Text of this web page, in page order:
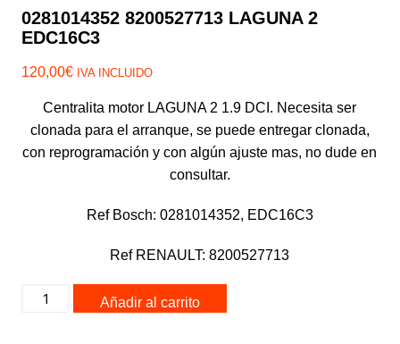
0281014352 8200527713 LAGUNA 2
EDC16C3
120,00€ IVA INCLUIDO
Centralita motor LAGUNA 2 1.9 DCI. Necesita ser
clonada para el arranque, se puede entregar clonada,
con reprogramación y con algún ajuste mas, no dude en
consultar.
Ref Bosch: 0281014352, EDC16C3
Ref RENAULT: 8200527713
0281014352
8200527713
Añadir al carrito